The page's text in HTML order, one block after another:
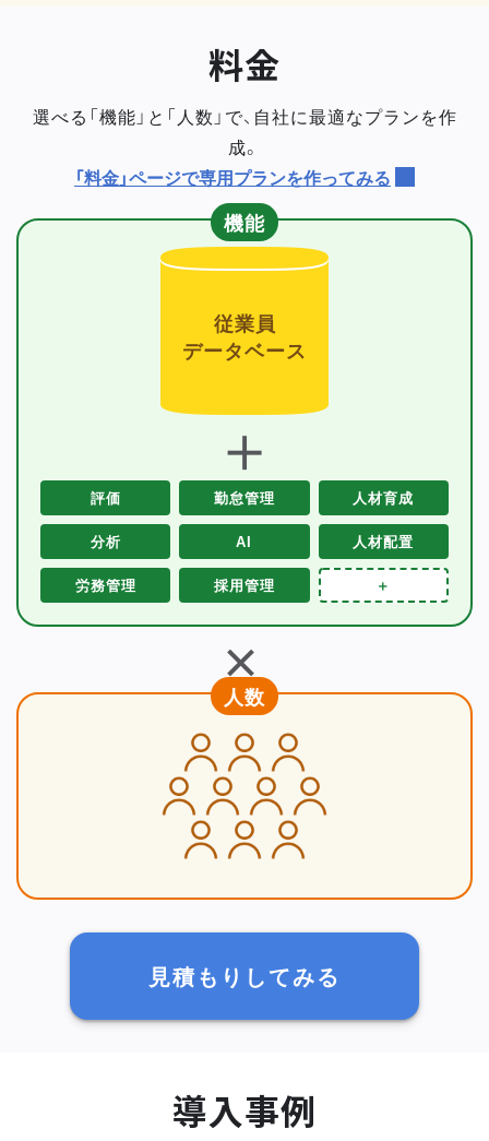
料金
選べる「機能」と「人数」で、自社に最適なプランを作
成。
「料金」ページで専用プランを作ってみる
機能
従業員
データベース
＋
評価 勤怠管理 人材育成
分析 AI 人材配置
労務管理 採用管理 ＋
＋
人数
見積もりしてみる
導入事例